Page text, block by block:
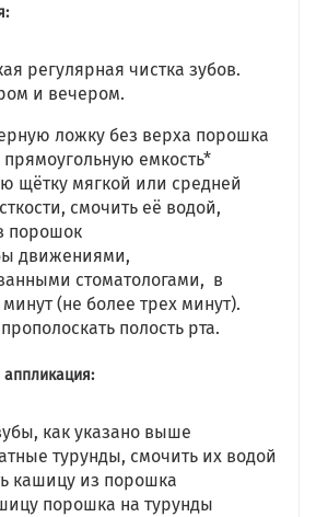
регулярная чистка зубов.
и вечером.
ложку без верха порошка
емкость*
щётку мягкой или средней
смочить её водой,
порошок
движениями,
стоматологами, в
(не более трех минут).
полость рта.
как указано выше
турунды, смочить их водой
кашицу из порошка
порошка на турунды